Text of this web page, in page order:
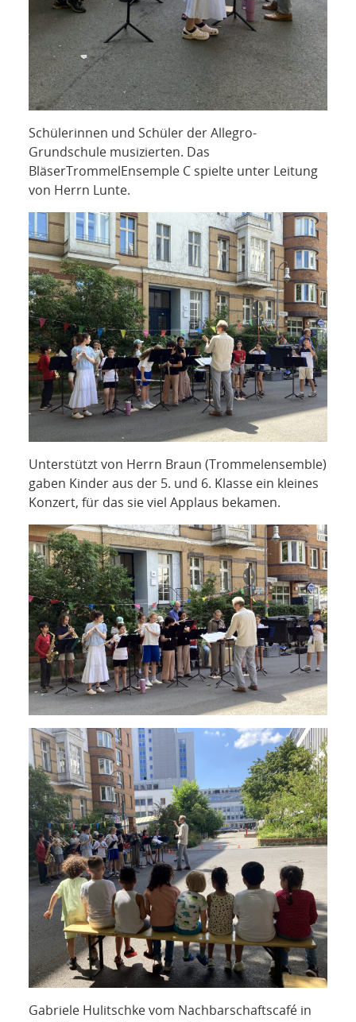
Schülerinnen und Schüler der Allegro-
Grundschule musizierten. Das
BläserTrommelEnsemple C spielte unter Leitung
von Herrn Lunte.
Unterstützt von Herrn Braun (Trommelensemble)
gaben Kinder aus der 5. und 6. Klasse ein kleines
Konzert, für das sie viel Applaus bekamen.
Gabriele Hulitschke vom Nachbarschaftscafé in